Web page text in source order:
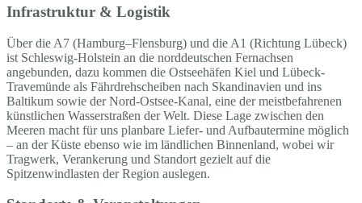
Infrastruktur & Logistik
Über die A7 (Hamburg–Flensburg) und die A1 (Richtung Lübeck)
ist Schleswig-Holstein an die norddeutschen Fernachsen
angebunden, dazu kommen die Ostseehäfen Kiel und Lübeck-
Travemünde als Fährdrehscheiben nach Skandinavien und ins
Baltikum sowie der Nord-Ostsee-Kanal, eine der meistbefahrenen
künstlichen Wasserstraßen der Welt. Diese Lage zwischen den
Meeren macht für uns planbare Liefer- und Aufbautermine möglich
– an der Küste ebenso wie im ländlichen Binnenland, wobei wir
Tragwerk, Verankerung und Standort gezielt auf die
Spitzenwindlasten der Region auslegen.